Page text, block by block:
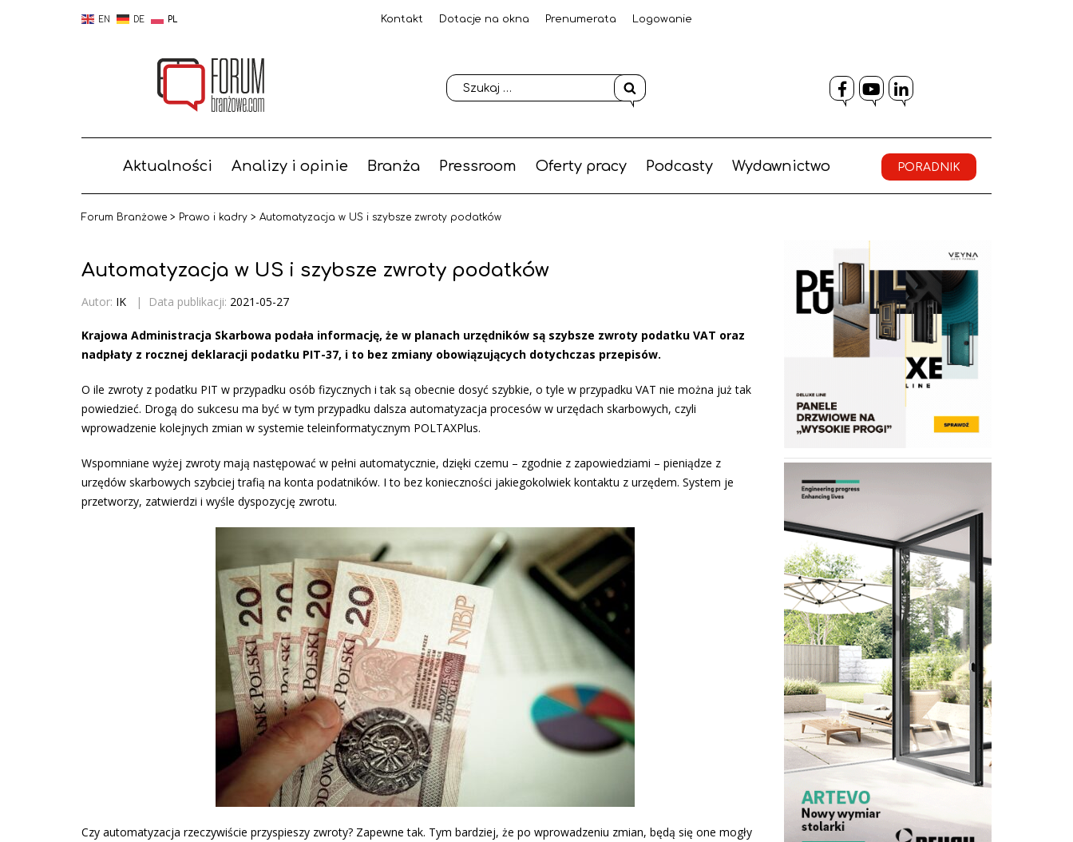
EN DE PL Kontakt Dotacje na okna Prenumerata Logowanie
Facebook
YouTube
LinkedIn
Aktualności Analizy i opinie Branża Pressroom Oferty pracy Podcasty Wydawnictwo PORADNIK
Forum Branżowe > Prawo i kadry > Automatyzacja w US i szybsze zwroty podatków
Automatyzacja w US i szybsze zwroty podatków
Autor: IK | Data publikacji: 2021-05-27
Krajowa Administracja Skarbowa podała informację, że w planach urzędników są szybsze zwroty podatku VAT oraz
nadpłaty z rocznej deklaracji podatku PIT-37, i to bez zmiany obowiązujących dotychczas przepisów.
O ile zwroty z podatku PIT w przypadku osób fizycznych i tak są obecnie dosyć szybkie, o tyle w przypadku VAT nie można już tak
powiedzieć. Drogą do sukcesu ma być w tym przypadku dalsza automatyzacja procesów w urzędach skarbowych, czyli
wprowadzenie kolejnych zmian w systemie teleinformatycznym POLTAXPlus.
Wspomniane wyżej zwroty mają następować w pełni automatycznie, dzięki czemu – zgodnie z zapowiedziami – pieniądze z
urzędów skarbowych szybciej trafią na konta podatników. I to bez konieczności jakiegokolwiek kontaktu z urzędem. System je
przetworzy, zatwierdzi i wyśle dyspozycję zwrotu.
Czy automatyzacja rzeczywiście przyspieszy zwroty? Zapewne tak. Tym bardziej, że po wprowadzeniu zmian, będą się one mogły